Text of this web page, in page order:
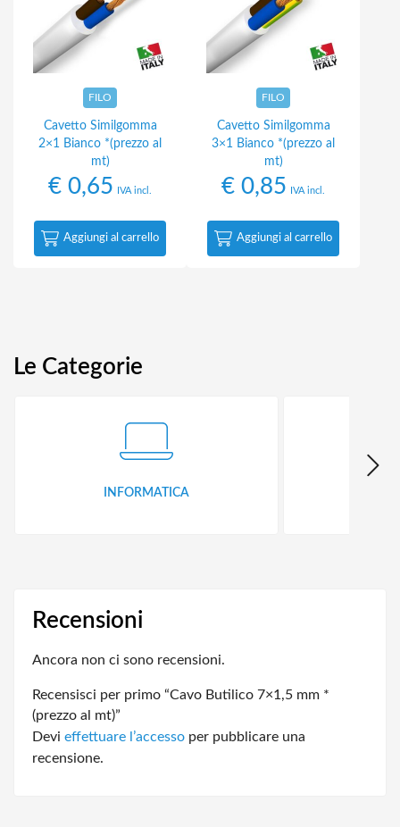
FILO
Cavetto Similgomma
2×1 Bianco *(prezzo al
mt)
€ 0,65 IVA incl.
Aggiungi al carrello
FILO
Cavetto Similgomma
3×1 Bianco *(prezzo al
mt)
€ 0,85 IVA incl.
Aggiungi al carrello
Le Categorie
INFORMATICA
Recensioni
Ancora non ci sono recensioni.
Recensisci per primo “Cavo Butilico 7×1,5 mm *
(prezzo al mt)”
Devi effettuare l’accesso per pubblicare una
recensione.